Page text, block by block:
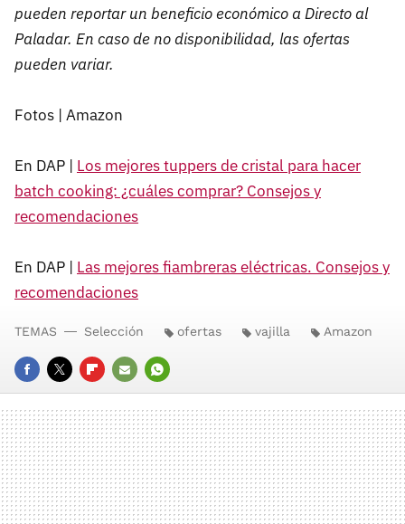
pueden reportar un beneficio económico a Directo al
Paladar. En caso de no disponibilidad, las ofertas
pueden variar.
Fotos | Amazon
En DAP | Los mejores tuppers de cristal para hacer
batch cooking: ¿cuáles comprar? Consejos y
recomendaciones
En DAP | Las mejores fiambreras eléctricas. Consejos y
recomendaciones
FACEBOOK
TWITTERFLIPBOARD
E-
MAIL
WHATSAPP
TEMAS Selección ofertas vajilla Amazon